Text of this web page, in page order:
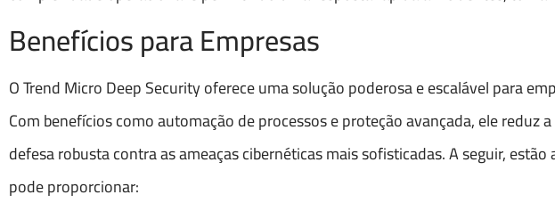
Benefícios para Empresas
O Trend Micro Deep Security oferece uma solução poderosa e escalável para
Com benefícios como automação de processos e proteção avançada, ele reduz
defesa robusta contra as ameaças cibernéticas mais sofisticadas. A seguir,
pode proporcionar: